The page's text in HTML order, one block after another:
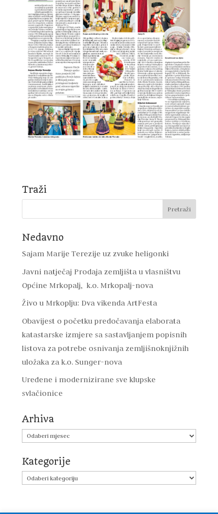
Traži
Nedavno
Sajam Marije Terezije uz zvuke heligonki
Javni natječaj Prodaja zemljišta u vlasništvu
Općine Mrkopalj, k.o. Mrkopalj-nova
Živo u Mrkoplju: Dva vikenda ArtFesta
Obavijest o početku predočavanja elaborata
katastarske izmjere sa sastavljanjem popisnih
listova za potrebe osnivanja zemljišnoknjižnih
uložaka za k.o. Sunger-nova
Uređene i modernizirane sve klupske
svlačionice
Arhiva
Arhiva
Kategorije
Kategorije